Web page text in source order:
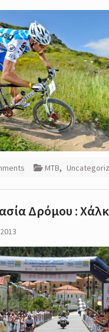
MTB,
Δρόμου :